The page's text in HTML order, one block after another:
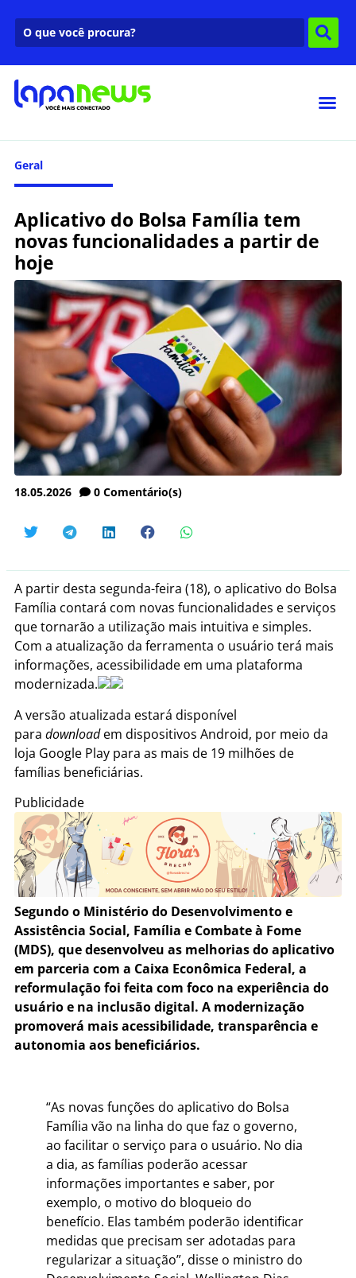
Geral
Aplicativo do Bolsa Família tem
novas funcionalidades a partir de
hoje
18.05.2026 0 Comentário(s)
A partir desta segunda-feira (18), o aplicativo do Bolsa
Família contará com novas funcionalidades e serviços
que tornarão a utilização mais intuitiva e simples.
Com a atualização da ferramenta o usuário terá mais
informações, acessibilidade em uma plataforma
modernizada.
A versão atualizada estará disponível
para downloadem dispositivos Android, por meio da
loja Google Play para as mais de 19 milhões de
famílias beneficiárias.
Publicidade
Segundo o Ministério do Desenvolvimento e
Assistência Social, Família e Combate à Fome
(MDS), que desenvolveu as melhorias do aplicativo
em parceria com a Caixa Econômica Federal, a
reformulação foi feita com foco na experiência do
usuário e na inclusão digital. A modernização
promoverá mais acessibilidade, transparência e
autonomia aos beneficiários.
“As novas funções do aplicativo do Bolsa
Família vão na linha do que faz o governo,
ao facilitar o serviço para o usuário. No dia
a dia, as famílias poderão acessar
informações importantes e saber, por
exemplo, o motivo do bloqueio do
benefício. Elas também poderão identificar
medidas que precisam ser adotadas para
regularizar a situação”, disse o ministro do